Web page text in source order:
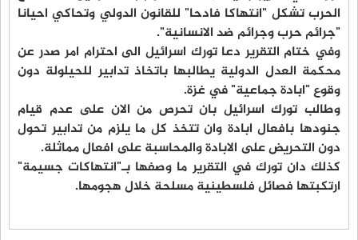
الحرب تشكل "انتهاكا فادحا" للقانون الدولي وتحاكي احيانا
"جرائم حرب وجرائم ضد الانسانية".
وفي ختام التقرير دعا تورك اسرائيل الى احترام امر صدر عن
محكمة العدل الدولية يطالبها باتخاذ تدابير للحيلولة دون
وقوع "ابادة جماعية" في غزة.
وطالب تورك اسرائيل بان تحرص من الان على عدم قيام
جنودها بافعال ابادة وان تتخذ كل ما يلزم من تدابير تحول
دون التحريض على الابادة والمحاسبة على افعال مماثلة.
كذلك دان تورك في التقرير ما وصفها بـ"انتهاكات جسيمة"
ارتكبتها فصائل فلسطينية مسلحة خلال هجومها.